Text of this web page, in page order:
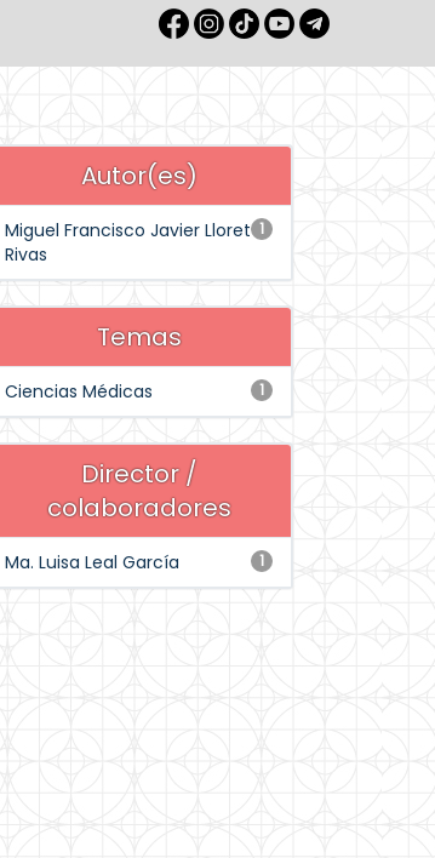
Autor(es)
1
Miguel Francisco Javier Lloret
Rivas
Temas
1
Ciencias Médicas
Director /
colaboradores
1
Ma. Luisa Leal García